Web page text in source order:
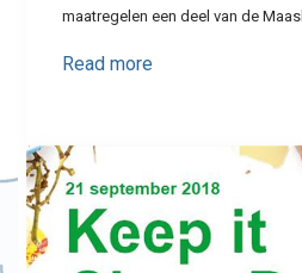
maatregelen een deel van de
Read more